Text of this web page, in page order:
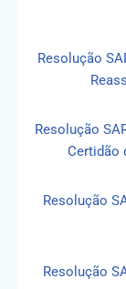
Resolução
Resolução
Certidão
Resolução
Resolução